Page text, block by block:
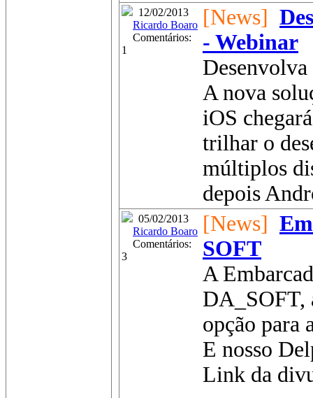
12/02/2013
Ricardo Boaro
Comentários:
1
[News]
- Webinar
A nova
iOS
trilhar o
múltiplos
depois
05/02/2013
Ricardo Boaro
Comentários:
3
[News]
SOFT
A
DA_SOFT,
opção para
E nosso
Link da